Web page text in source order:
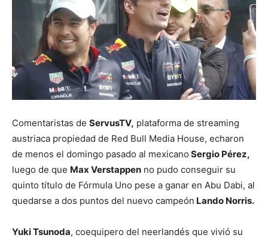
Comentaristas de ServusTV, plataforma de streaming
austriaca propiedad de Red Bull Media House, echaron
de menos el domingo pasado al mexicano Sergio Pérez,
luego de que Max Verstappen no pudo conseguir su
quinto título de Fórmula Uno pese a ganar en Abu Dabi, al
quedarse a dos puntos del nuevo campeón Lando Norris.
Yuki Tsunoda, coequipero del neerlandés que vivió su